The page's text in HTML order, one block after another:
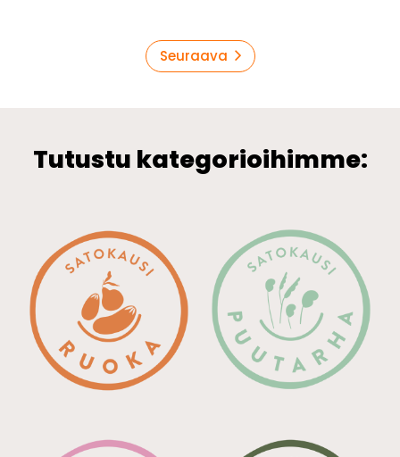
Seuraava
Tutustu kategorioihimme: